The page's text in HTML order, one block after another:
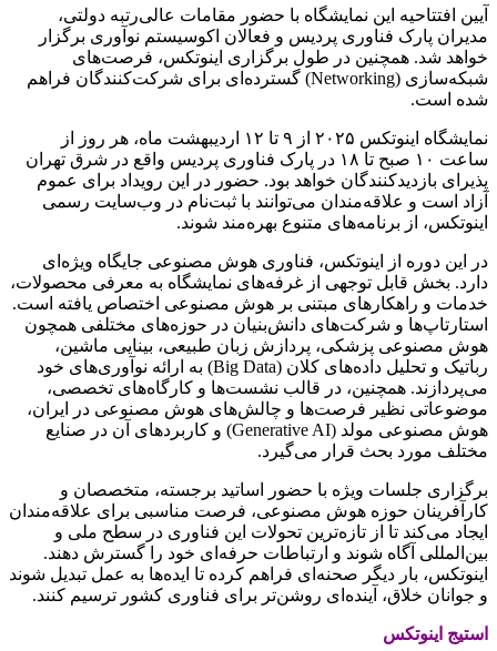
آیین افتتاحیه این نمایشگاه با حضور مقامات عالی‌رتبه دولتی،
مدیران پارک فناوری پردیس و فعالان اکوسیستم نوآوری برگزار
خواهد شد. همچنین در طول برگزاری اینوتکس، فرصت‌های
شبکه‌سازی (Networking) گسترده‌ای برای شرکت‌کنندگان فراهم
شده است.
نمایشگاه اینوتکس ۲۰۲۵ از ۹ تا ۱۲ اردیبهشت ماه، هر روز از
ساعت ۱۰ صبح تا ۱۸ در پارک فناوری پردیس واقع در شرق تهران
پذیرای بازدیدکنندگان خواهد بود. حضور در این رویداد برای عموم
آزاد است و علاقه‌مندان می‌توانند با ثبت‌نام در وب‌سایت رسمی
اینوتکس، از برنامه‌های متنوع بهره‌مند شوند.
در این دوره از اینوتکس، فناوری هوش مصنوعی جایگاه ویژه‌ای
دارد. بخش قابل توجهی از غرفه‌های نمایشگاه به معرفی محصولات،
خدمات و راهکارهای مبتنی بر هوش مصنوعی اختصاص یافته است.
استارتاپ‌ها و شرکت‌های دانش‌بنیان در حوزه‌های مختلفی همچون
هوش مصنوعی پزشکی، پردازش زبان طبیعی، بینایی ماشین،
رباتیک و تحلیل داده‌های کلان (Big Data) به ارائه نوآوری‌های خود
می‌پردازند. همچنین، در قالب نشست‌ها و کارگاه‌های تخصصی،
موضوعاتی نظیر فرصت‌ها و چالش‌های هوش مصنوعی در ایران،
هوش مصنوعی مولد (Generative AI) و کاربردهای آن در صنایع
مختلف مورد بحث قرار می‌گیرد.
برگزاری جلسات ویژه‌ با حضور اساتید برجسته، متخصصان و
کارآفرینان حوزه هوش مصنوعی، فرصت مناسبی برای علاقه‌مندان
ایجاد می‌کند تا از تازه‌ترین تحولات این فناوری در سطح ملی و
بین‌المللی آگاه شوند و ارتباطات حرفه‌ای خود را گسترش دهند.
اینوتکس، بار دیگر صحنه‌ای فراهم کرده تا ایده‌ها به عمل تبدیل شوند
و جوانان خلاق، آینده‌ای روشن‌تر برای فناوری کشور ترسیم کنند.
استیج اینوتکس